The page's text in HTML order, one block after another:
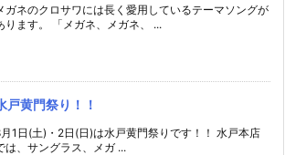
ガネのクロサワには長く愛用しているテーマソングが
ります。 「メガネ、メガネ、 ...
戸黄門祭り！！
1日(土)・2日(日)は水戸黄門祭りです！！ 水戸本店
は、サングラス、メガ ...